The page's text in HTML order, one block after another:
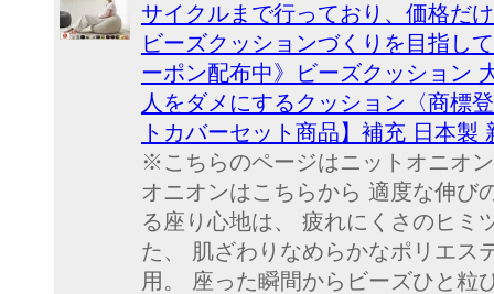
サイクルまで行っており、価格だ
ビーズクッションづくりを目指し
ーポン配布中》ビーズクッション
人をダメにするクッション〈商標
トカバーセット商品】補充 日本
※こちらのページはニットオニオ
オニオンはこちらから 適度な伸び
る座り心地は、 疲れにくさのヒミ
た、 肌ざわりなめらかなポリエス
用。 座った瞬間からビーズひと粒